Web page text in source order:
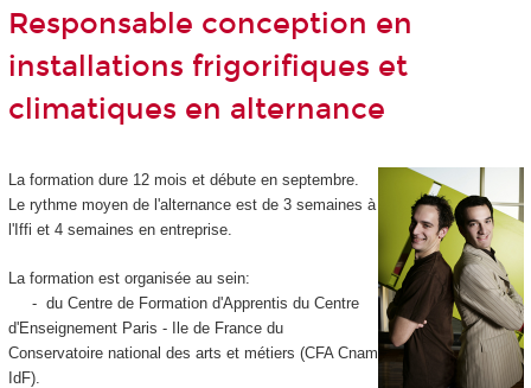
Responsable conception en
installations frigorifiques et
climatiques en alternance
La formation dure 12 mois et débute en septembre.
Le rythme moyen de l'alternance est de 3 semaines à
l'Iffi et 4 semaines en entreprise.
La formation est organisée au sein:
- du Centre de Formation d'Apprentis du Centre
d'Enseignement Paris - Ile de France du
Conservatoire national des arts et métiers (CFA Cnam
IdF).